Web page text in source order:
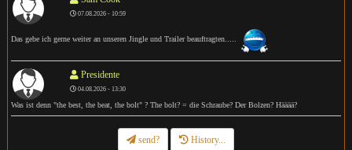
07.08.2026 - 10:59
Das gebe ich gerne weiter an unseren Jingle und Trailer beauftragten.....
Presidente
04.08.2026 - 13:30
Was ist denn "the best, the beat, the bolt" ? The bolt? = die Schraube? Der Bolzen? Hääää?
send? History...